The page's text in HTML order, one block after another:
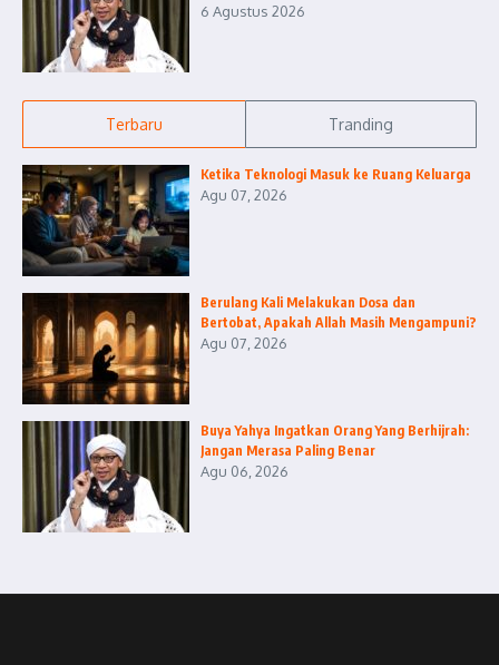
6 Agustus 2026
Terbaru Tranding
Ketika Teknologi Masuk ke Ruang Keluarga
Agu 07, 2026
Berulang Kali Melakukan Dosa dan
Bertobat, Apakah Allah Masih Mengampuni?
Agu 07, 2026
Buya Yahya Ingatkan Orang Yang Berhijrah:
Jangan Merasa Paling Benar
Agu 06, 2026